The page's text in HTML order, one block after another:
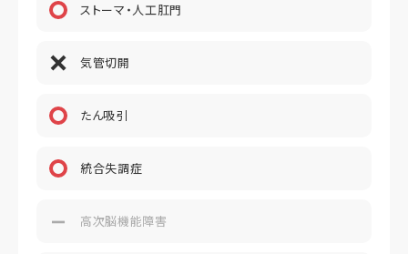
ストーマ・人工肛門
気管切開
たん吸引
統合失調症
高次脳機能障害